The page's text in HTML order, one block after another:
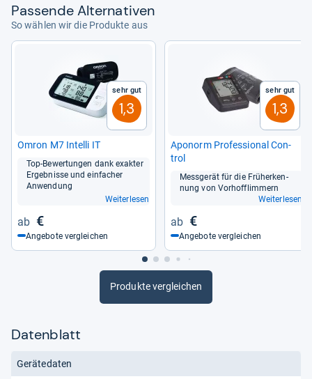
Pas­sende Alter­na­ti­ven
So wählen wir die Produkte aus
Sehr gut
1,3
Omron M7 Intelli IT
Top-​Bewer­tun­gen dank exak­ter
Ergeb­nisse und ein­fa­cher
Anwen­dung
Weiterlesen
€
Angebote vergleichen
Sehr gut
1,3
Apo­norm Pro­fes­sio­nal Con­
trol
Mess­ge­rät für die Früh­er­ken­
nung von Vor­hoff­lim­mern
Weiterlesen
€
Angebote vergleichen
Produkte vergleichen
Datenblatt
Gerätedaten